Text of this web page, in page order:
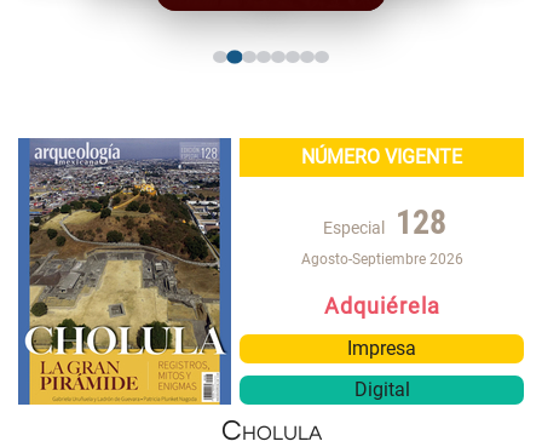
NÚMERO VIGENTE
Especial 128
Agosto-Septiembre 2026
Adquiérela
Impresa
Digital
Cholula